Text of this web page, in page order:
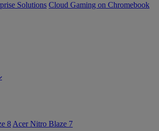
Solutions Cloud Gaming on Chromebook
8 Acer Nitro Blaze 7